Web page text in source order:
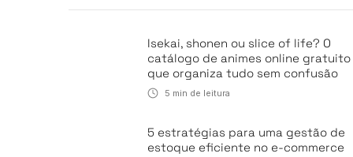
Isekai, shonen ou slice of life? O
catálogo de animes online gratuito
que organiza tudo sem confusão
5 min de leitura
5 estratégias para uma gestão de
estoque eficiente no e-commerce